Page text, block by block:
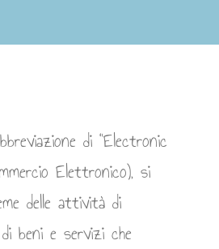
di “Electronic
Elettronico), si
delle attività di
beni e servizi che